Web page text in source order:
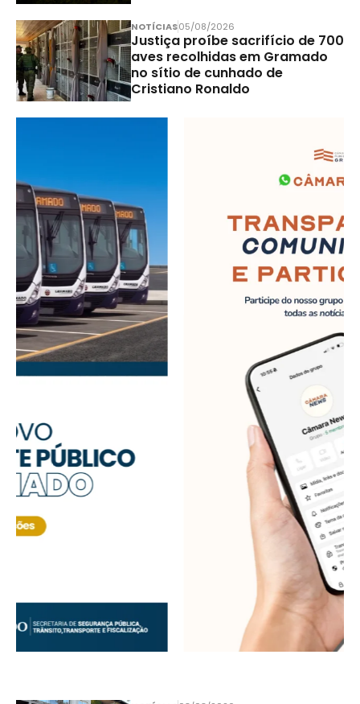
NOTÍCIAS05/08/2026
Justiça proíbe sacrifício de 700
aves recolhidas em Gramado
no sítio de cunhado de
Cristiano Ronaldo